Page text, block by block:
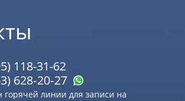
118-31-62
628‑20‑27
горячей линии для записи на